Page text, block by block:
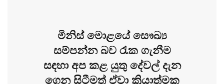
මිනිස් මොළයේ සෞඛ්‍ය
සම්පන්න බව රැක ගැනීම
සඳහා අප කළ යුතු දේවල් දැන
ගෙන සිටීමත් ඒවා ක්‍රියාත්මක